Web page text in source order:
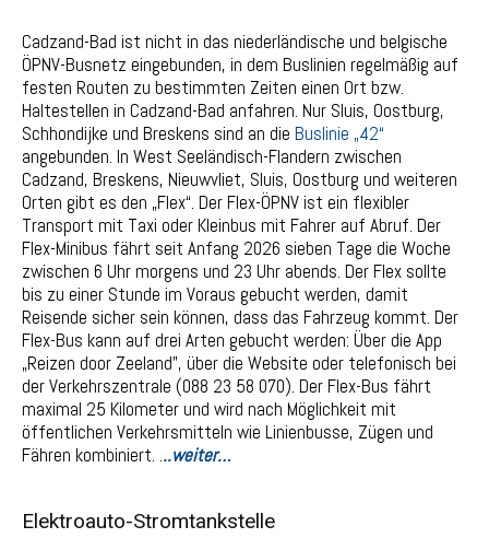
Cadzand-Bad ist nicht in das niederländische und belgische
ÖPNV-Busnetz eingebunden, in dem Buslinien regelmäßig auf
festen Routen zu bestimmten Zeiten einen Ort bzw.
Haltestellen in Cadzand-Bad anfahren. Nur Sluis, Oostburg,
Schhondijke und Breskens sind an die Buslinie „42“
angebunden. In West Seeländisch-Flandern zwischen
Cadzand, Breskens, Nieuwvliet, Sluis, Oostburg und weiteren
Orten gibt es den „Flex“. Der Flex-ÖPNV ist ein flexibler
Transport mit Taxi oder Kleinbus mit Fahrer auf Abruf. Der
Flex-Minibus fährt seit Anfang 2026 sieben Tage die Woche
zwischen 6 Uhr morgens und 23 Uhr abends. Der Flex sollte
bis zu einer Stunde im Voraus gebucht werden, damit
Reisende sicher sein können, dass das Fahrzeug kommt. Der
Flex-Bus kann auf drei Arten gebucht werden: Über die App
„Reizen door Zeeland”, über die Website oder telefonisch bei
der Verkehrszentrale (088 23 58 070). Der Flex-Bus fährt
maximal 25 Kilometer und wird nach Möglichkeit mit
öffentlichen Verkehrsmitteln wie Linienbusse, Zügen und
Fähren kombiniert. ...weiter…
Elektroauto-Stromtankstelle